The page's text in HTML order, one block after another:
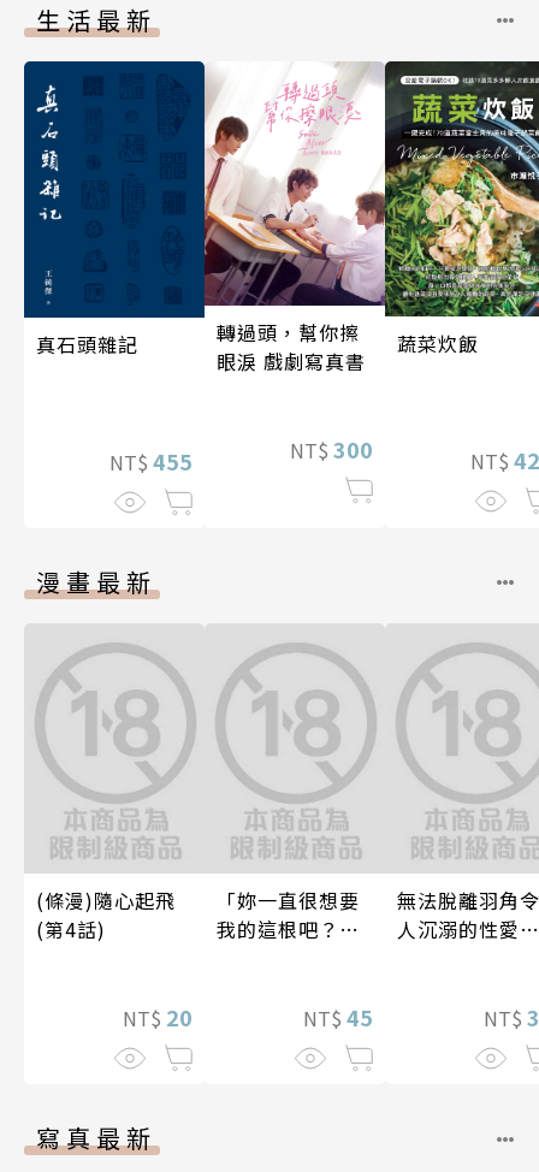
生活最新
真石頭雜記
NT$ 455
轉過頭，幫你擦
眼淚 戲劇寫真書
NT$ 300
蔬菜炊飯
NT$
漫畫最新
(條漫)隨心起飛
(第4話)
NT$ 20
「妳一直很想要
我的這根吧？」
續絕頂升天一個
月(第15話)
NT$ 45
無法脫離羽角令
人沉溺的性愛～
漓的夜晚(第7
NT$
寫真最新